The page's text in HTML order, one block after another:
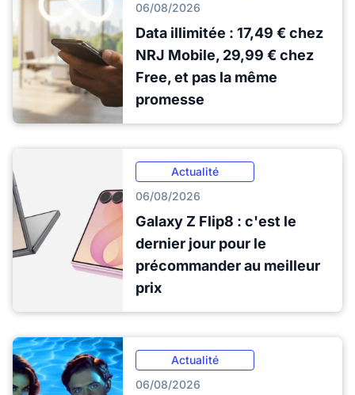
06/08/2026
Data illimitée : 17,49 € chez
NRJ Mobile, 29,99 € chez
Free, et pas la même
promesse
Actualité
06/08/2026
Galaxy Z Flip8 : c'est le
dernier jour pour le
précommander au meilleur
prix
Actualité
06/08/2026